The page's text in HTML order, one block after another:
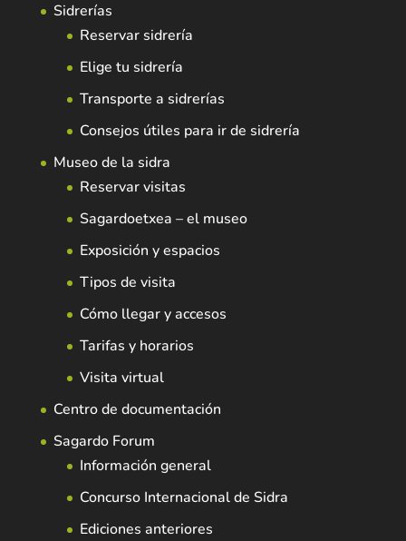
Sidrerías
Reservar sidrería
Elige tu sidrería
Transporte a sidrerías
Consejos útiles para ir de sidrería
Museo de la sidra
Reservar visitas
Sagardoetxea – el museo
Exposición y espacios
Tipos de visita
Cómo llegar y accesos
Tarifas y horarios
Visita virtual
Centro de documentación
Sagardo Forum
Información general
Concurso Internacional de Sidra
Ediciones anteriores